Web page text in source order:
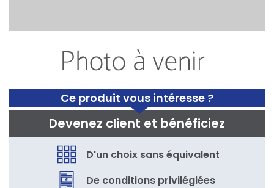
Ce produit vous intéresse ?
Devenez client et bénéficiez
D'un choix sans équivalent
De conditions privilégiées